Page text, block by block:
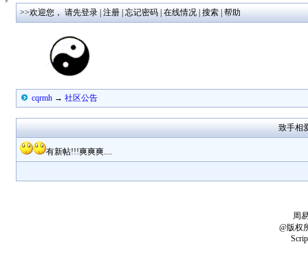
>>欢迎您， 请先登录| 注册| 忘记密码| 在线情况| 搜索| 帮助
cqrmh→ 社区公告
致手相
有新帖!!!爽爽爽....
周
@版权